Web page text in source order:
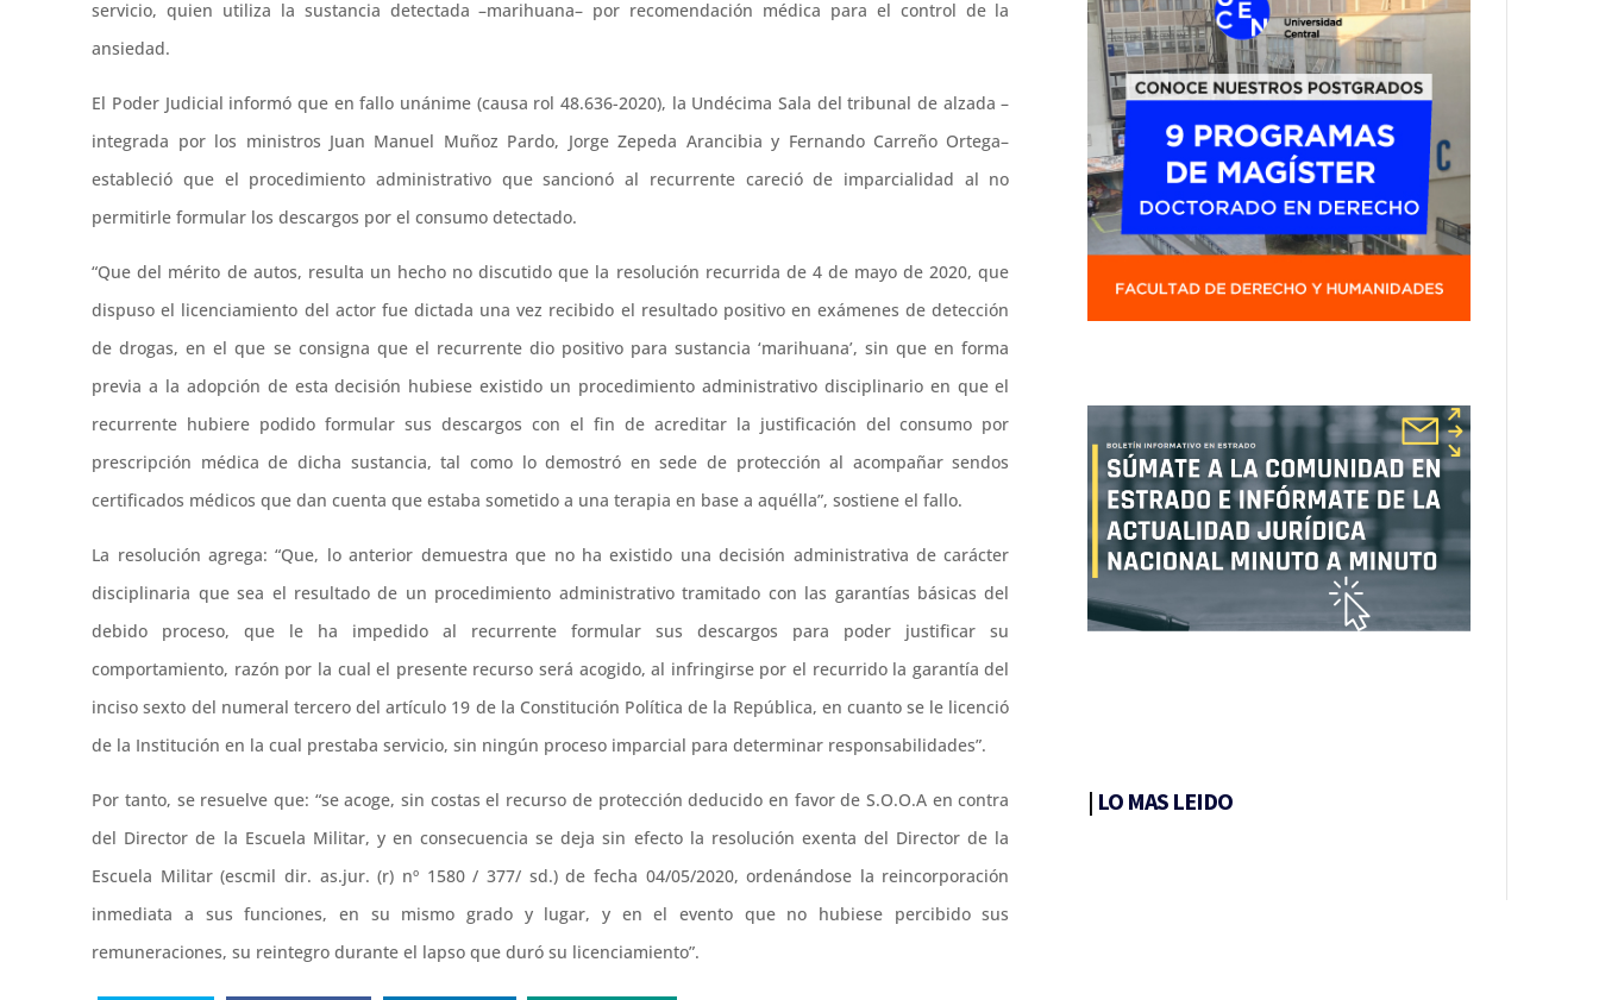
servicio, quien utiliza la sustancia detectada –marihuana– por recomendación médica para el control de la
ansiedad.
El Poder Judicial informó que en fallo unánime (causa rol 48.636-2020), la Undécima Sala del tribunal de alzada –
integrada por los ministros Juan Manuel Muñoz Pardo, Jorge Zepeda Arancibia y Fernando Carreño Ortega–
estableció que el procedimiento administrativo que sancionó al recurrente careció de imparcialidad al no
permitirle formular los descargos por el consumo detectado.
“Que del mérito de autos, resulta un hecho no discutido que la resolución recurrida de 4 de mayo de 2020, que
dispuso el licenciamiento del actor fue dictada una vez recibido el resultado positivo en exámenes de detección
de drogas, en el que se consigna que el recurrente dio positivo para sustancia ‘marihuana’, sin que en forma
previa a la adopción de esta decisión hubiese existido un procedimiento administrativo disciplinario en que el
recurrente hubiere podido formular sus descargos con el fin de acreditar la justificación del consumo por
prescripción médica de dicha sustancia, tal como lo demostró en sede de protección al acompañar sendos
certificados médicos que dan cuenta que estaba sometido a una terapia en base a aquélla”, sostiene el fallo.
La resolución agrega: “Que, lo anterior demuestra que no ha existido una decisión administrativa de carácter
disciplinaria que sea el resultado de un procedimiento administrativo tramitado con las garantías básicas del
debido proceso, que le ha impedido al recurrente formular sus descargos para poder justificar su
comportamiento, razón por la cual el presente recurso será acogido, al infringirse por el recurrido la garantía del
inciso sexto del numeral tercero del artículo 19 de la Constitución Política de la República, en cuanto se le licenció
de la Institución en la cual prestaba servicio, sin ningún proceso imparcial para determinar responsabilidades”.
Por tanto, se resuelve que: “se acoge, sin costas el recurso de protección deducido en favor de S.O.O.A en contra
del Director de la Escuela Militar, y en consecuencia se deja sin efecto la resolución exenta del Director de la
Escuela Militar (escmil dir. as.jur. (r) nº 1580 / 377/ sd.) de fecha 04/05/2020, ordenándose la reincorporación
inmediata a sus funciones, en su mismo grado y lugar, y en el evento que no hubiese percibido sus
remuneraciones, su reintegro durante el lapso que duró su licenciamiento”.
| LO MAS LEIDO